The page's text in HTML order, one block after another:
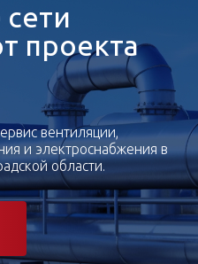
проекта
вентиляции,
и электроснабжения в
области.